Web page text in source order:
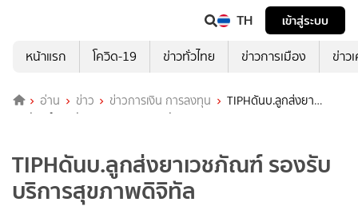
TH
เข้าสู่ระบบ
หน้าแรก
โควิด-19 ข่าวทั่วไทย ข่าวการเมือง ข่าว
อ่าน ข่าว ข่าวการเงิน การลงทุน
TIPHดันบ.ลูกส่งยา
เวชภัณฑ์ รองรับบริการสุขภาพดิจิทัล
TIPHดันบ.ลูกส่งยาเวชภัณฑ์ รองรับ
บริการสุขภาพดิจิทัล